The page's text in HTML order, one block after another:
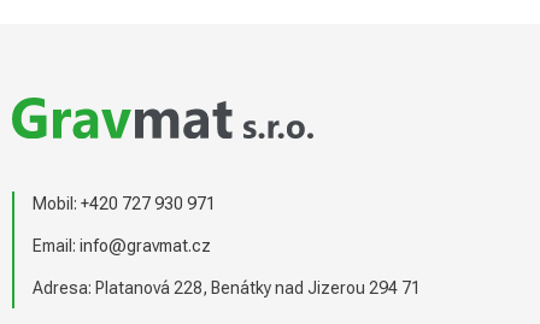
p
a
Mobil: +420 727 930 971
Email: info@gravmat.cz
Adresa: Platanová 228, Benátky nad Jizerou 294 71